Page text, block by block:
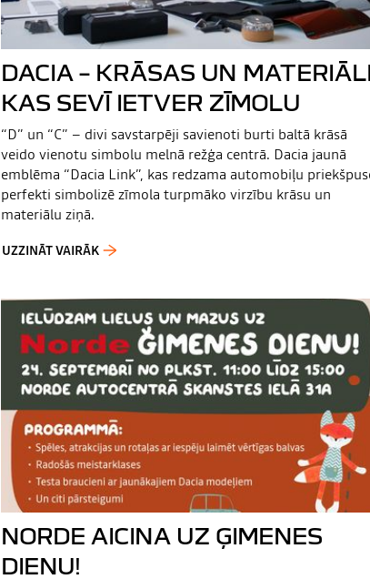
DACIA – KRĀSAS UN
KAS SEVĪ IETVER ZĪMOLU
“D” un “C” – divi savstarpēji savienoti burti baltā krāsā
veido vienotu simbolu melnā režģa centrā. Dacia jaunā
emblēma “Dacia Link”, kas redzama automobiļu
perfekti simbolizē zīmola turpmāko virzību krāsu un
materiālu ziņā.
UZZINĀT VAIRĀK
NORDE AICINA UZ ĢIMENES
DIENU!